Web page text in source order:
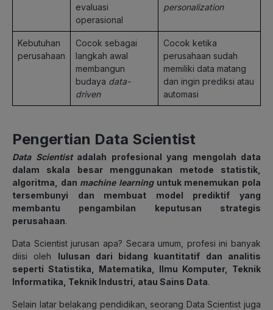
evaluasi
operasional
personalization
Kebutuhan
perusahaan
Cocok sebagai
langkah awal
membangun
budaya data-
driven
Cocok ketika
perusahaan sudah
memiliki data matang
dan ingin prediksi atau
automasi
Pengertian Data Scientist
Data Scientistadalah profesional yang mengolah data
dalam skala besar menggunakan metode statistik,
algoritma, dan machine learninguntuk menemukan pola
tersembunyi dan membuat model prediktif yang
membantu pengambilan keputusan strategis
perusahaan.
Data Scientist jurusan apa? Secara umum, profesi ini banyak
diisi oleh lulusan dari bidang kuantitatif dan analitis
seperti Statistika, Matematika, Ilmu Komputer, Teknik
Informatika, Teknik Industri, atau Sains Data.
Selain latar belakang pendidikan, seorang Data Scientist juga